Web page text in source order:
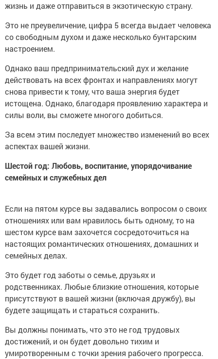
жизнь и даже отправиться в экзотическую страну.
Это не преувеличение, цифра 5 всегда выдает человека
со свободным духом и даже несколько бунтарским
настроением.
Однако ваш предпринимательский дух и желание
действовать на всех фронтах и направлениях могут
снова привести к тому, что ваша энергия будет
истощена. Однако, благодаря проявлению характера и
силы воли, вы сможете многого добиться.
За всем этим последует множество изменений во всех
аспектах вашей жизни.
Шестой год: Любовь, воспитание, упорядочивание
семейных и служебных дел
Если на пятом курсе вы задавались вопросом о своих
отношениях или вам нравилось быть одному, то на
шестом курсе вам захочется сосредоточиться на
настоящих романтических отношениях, домашних и
семейных делах.
Это будет год заботы о семье, друзьях и
родственниках. Любые близкие отношения, которые
присутствуют в вашей жизни (включая дружбу), вы
будете защищать и стараться сохранить.
Вы должны понимать, что это не год трудовых
достижений, и он будет довольно тихим и
умиротворенным с точки зрения рабочего прогресса.